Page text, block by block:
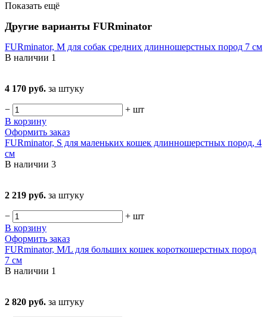
Показать ещё
Другие варианты FURminator
FURminator, M для собак средних длинношерстных пород 7 см
В наличии 1
4 170 руб. за штуку
− + шт
В корзину
Оформить заказ
FURminator, S для маленьких кошек длинношерстных пород, 4
см
В наличии 3
2 219 руб. за штуку
− + шт
В корзину
Оформить заказ
FURminator, M/L для больших кошек короткошерстных пород
7 см
В наличии 1
2 820 руб. за штуку